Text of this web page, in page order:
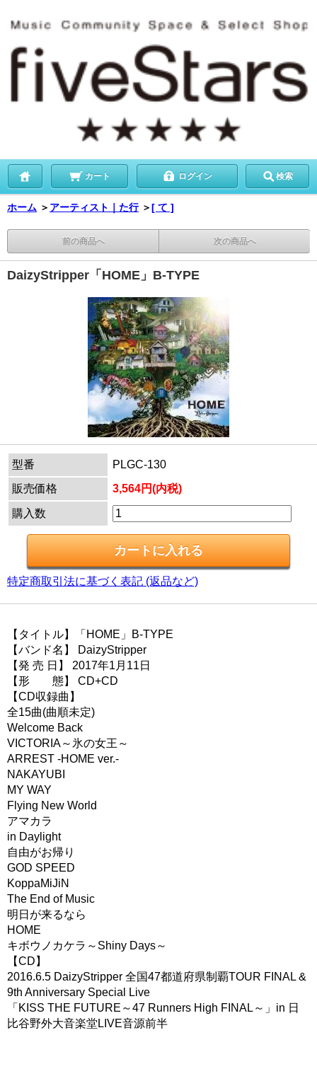
カート ログイン 検索
ホーム ＞ アーティスト｜た行 ＞[ て ]
前の商品へ 次の商品へ
DaizyStripper「HOME」B-TYPE
型番
PLGC-130
販売価格
3,564円(内税)
購入数
特定商取引法に基づく表記 (返品など)
【タイトル】「HOME」B-TYPE
【バンド名】 DaizyStripper
【発 売 日】 2017年1月11日
【形 態】 CD+CD
【CD収録曲】
全15曲(曲順未定)
Welcome Back
VICTORIA～氷の女王～
ARREST -HOME ver.-
NAKAYUBI
MY WAY
Flying New World
アマカラ
in Daylight
自由がお帰り
GOD SPEED
KoppaMiJiN
The End of Music
明日が来るなら
HOME
キボウノカケラ～Shiny Days～
【CD】
2016.6.5 DaizyStripper 全国47都道府県制覇TOUR FINAL &
9th Anniversary Special Live
「KISS THE FUTURE～47 Runners High FINAL～」in 日
比谷野外大音楽堂LIVE音源前半